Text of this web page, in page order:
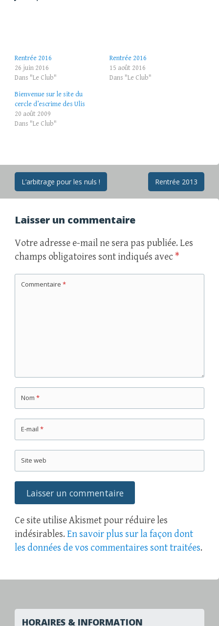
Rentrée 2016
26 juin 2016
Dans "Le Club"
Rentrée 2016
15 août 2016
Dans "Le Club"
Bienvenue sur le site du
cercle d’escrime des Ulis
20 août 2009
Dans "Le Club"
Navigation
des
articles
L’arbitrage pour les nuls ! Rentrée 2013
Laisser un commentaire
Votre adresse e-mail ne sera pas publiée. Les
champs obligatoires sont indiqués avec *
Commentaire *
Nom *
E-mail *
Site web
Ce site utilise Akismet pour réduire les
indésirables. En savoir plus sur la façon dont
les données de vos commentaires sont traitées.
HORAIRES & INFORMATION